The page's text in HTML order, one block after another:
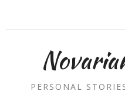
PERSONAL